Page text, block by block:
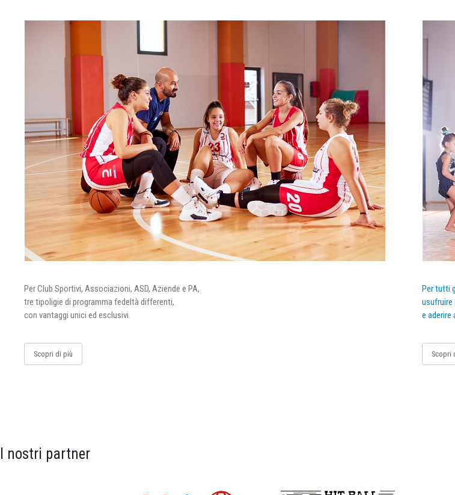
Per Club Sportivi, Associazioni, ASD, Aziende e PA,
tre tipoligie di programma fedeltà differenti,
con vantaggi unici ed esclusivi.
Scopri di più
Per tutti
usufruire
e aderire
Scopri
I nostri partner